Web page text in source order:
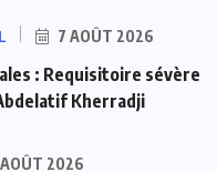
7 AOÛT 2026
: Requisitoire sévère
Kherradji
2026